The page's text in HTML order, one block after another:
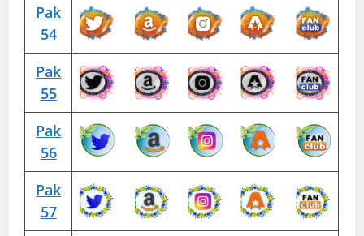
Pak
54
Pak
55
Pak
56
Pak
57